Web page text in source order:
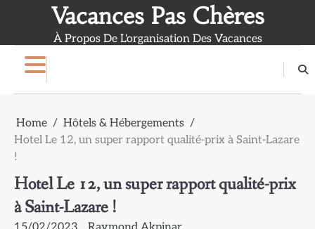
Vacances Pas Chères
À Propos De L'organisation Des Vacances
Home
Hôtels & Hébergements
Hotel Le 12, un super rapport qualité-prix à Saint-Lazare
!
Hotel Le 12, un super rapport qualité-prix
à Saint-Lazare !